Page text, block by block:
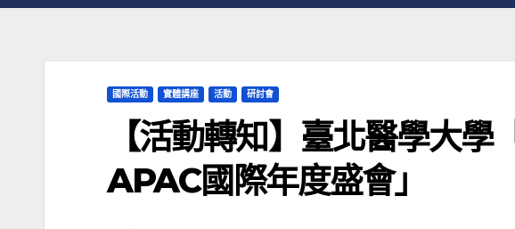
國際活動 實體講座 活動 研討會
【活動轉知】臺北醫學大
APAC國際年度盛會」